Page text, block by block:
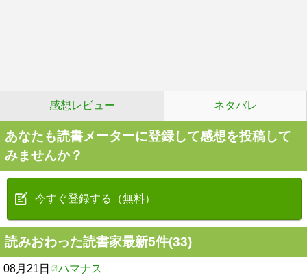
感想レビュー ネタバレ
あなたも読書メーターに登録して感想を投稿して
みませんか？
今すぐ登録する（無料）
読みおわった読書家最新5件(33)
08月21日 ハマナス